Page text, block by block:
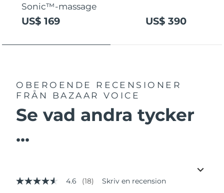
Sonic™-massage
US$ 169 US$ 390
OBEROENDE RECENSIONER
FRÅN BAZAAR VOICE
Se vad andra tycker
...
4.6
4.6 (18) Skriv en recension